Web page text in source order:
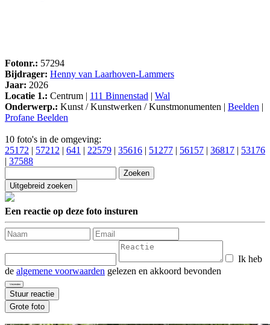
Fotonr.: 57294
Bijdrager: Henny van Laarhoven-Lammers
Jaar: 2026
Locatie 1.: Centrum | 111 Binnenstad | Wal
Onderwerp.: Kunst / Kunstwerken / Kunstmonumenten | Beelden |
Profane Beelden
10 foto's in de omgeving:
25172 | 57212 | 641 | 22579 | 35616 | 51277 | 56157 | 36817 | 53176
| 37588
Een reactie op deze foto insturen
Ik heb
de algemene voorwaarden gelezen en akkoord bevonden